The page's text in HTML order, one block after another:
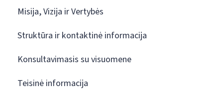
Misija, Vizija ir Vertybės
Struktūra ir kontaktinė informacija
Konsultavimasis su visuomene
Teisinė informacija